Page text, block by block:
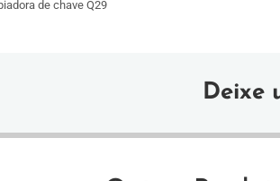
de chave Q29
Deixe